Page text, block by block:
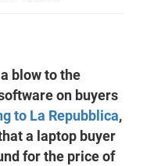
blow to the
on buyers
to La Repubblica,
a laptop buyer
for the price of